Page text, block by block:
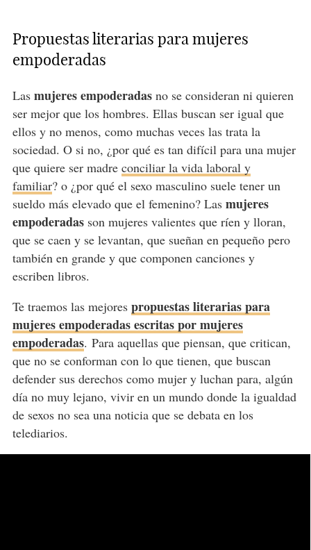
Propuestas literarias para mujeres
empoderadas
Las mujeres empoderadasno se consideran ni quieren
ser mejor que los hombres. Ellas buscan ser igual que
ellos y no menos, como muchas veces las trata la
sociedad. O si no, ¿por qué es tan difícil para una mujer
que quiere ser madre conciliar la vida laboral y
familiar? o ¿por qué el sexo masculino suele tener un
sueldo más elevado que el femenino? Las mujeres
empoderadasson mujeres valientes que ríen y lloran,
que se caen y se levantan, que sueñan en pequeño pero
también en grande y que componen canciones y
escriben libros.
Te traemos las mejores propuestas literarias para
mujeres empoderadas escritas por mujeres
empoderadas. Para aquellas que piensan, que critican,
que no se conforman con lo que tienen, que buscan
defender sus derechos como mujer y luchan para, algún
día no muy lejano, vivir en un mundo donde la igualdad
de sexos no sea una noticia que se debata en los
telediarios.